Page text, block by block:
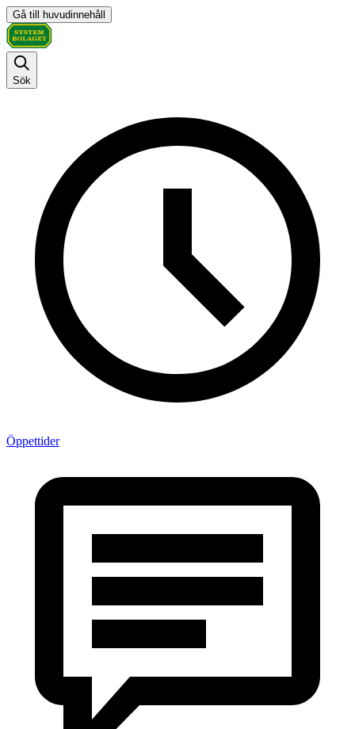
Gå till huvudinnehåll
Sök
Öppettider